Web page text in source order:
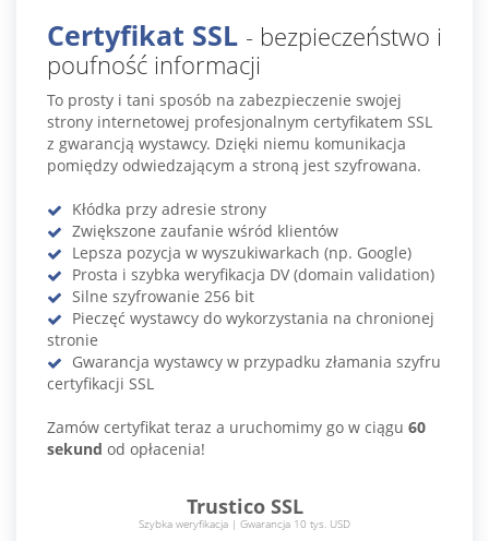
Certyfikat SSL - bezpieczeństwo i
poufność informacji
To prosty i tani sposób na zabezpieczenie swojej
strony internetowej profesjonalnym certyfikatem SSL
z gwarancją wystawcy. Dzięki niemu komunikacja
pomiędzy odwiedzającym a stroną jest szyfrowana.
Kłódka przy adresie strony
Zwiększone zaufanie wśród klientów
Lepsza pozycja w wyszukiwarkach (np. Google)
Prosta i szybka weryfikacja DV (domain validation)
Silne szyfrowanie 256 bit
Pieczęć wystawcy do wykorzystania na chronionej
stronie
Gwarancja wystawcy w przypadku złamania szyfru
certyfikacji SSL
Zamów certyfikat teraz a uruchomimy go w ciągu 60
sekund od opłacenia!
Trustico SSL
Szybka weryfikacja | Gwarancja 10 tys. USD